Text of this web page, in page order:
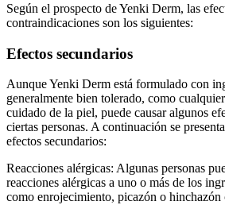
Según el prospecto de Yenki Derm, las
contraindicaciones son los siguientes:
Efectos secundarios
Aunque Yenki Derm está formulado con
generalmente bien tolerado, como
cuidado de la piel, puede causar algunos
ciertas personas. A continuación se
efectos secundarios:
Reacciones alérgicas: Algunas personas
reacciones alérgicas a uno o más de los
como enrojecimiento, picazón o hinchazón